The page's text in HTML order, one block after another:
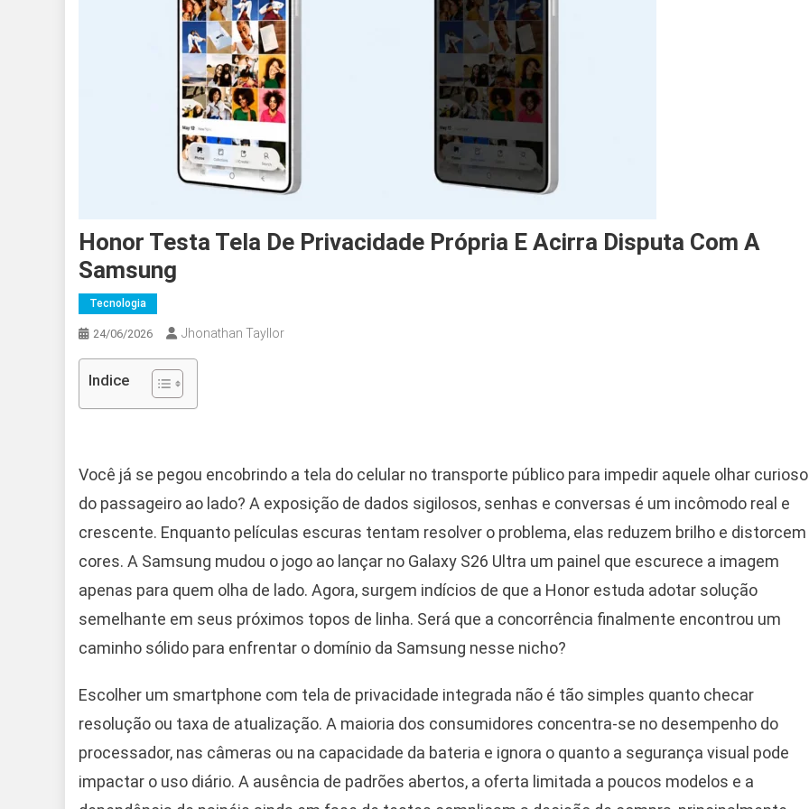
Honor Testa Tela De Privacidade Própria E Acirra Disputa Com A
Samsung
Tecnologia
24/06/2026 Jhonathan Tayllor
Indice
Você já se pegou encobrindo a tela do celular no transporte público para impedir aquele olhar curioso
do passageiro ao lado? A exposição de dados sigilosos, senhas e conversas é um incômodo real e
crescente. Enquanto películas escuras tentam resolver o problema, elas reduzem brilho e distorcem
cores. A Samsung mudou o jogo ao lançar no Galaxy S26 Ultra um painel que escurece a imagem
apenas para quem olha de lado. Agora, surgem indícios de que a Honor estuda adotar solução
semelhante em seus próximos topos de linha. Será que a concorrência finalmente encontrou um
caminho sólido para enfrentar o domínio da Samsung nesse nicho?
Escolher um smartphone com tela de privacidade integrada não é tão simples quanto checar
resolução ou taxa de atualização. A maioria dos consumidores concentra-se no desempenho do
processador, nas câmeras ou na capacidade da bateria e ignora o quanto a segurança visual pode
impactar o uso diário. A ausência de padrões abertos, a oferta limitada a poucos modelos e a